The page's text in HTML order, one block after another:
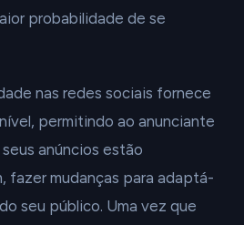
probabilidade de se
nas redes sociais fornece
permitindo ao anunciante
anúncios estão
fazer mudanças para adaptá-
seu público. Uma vez que